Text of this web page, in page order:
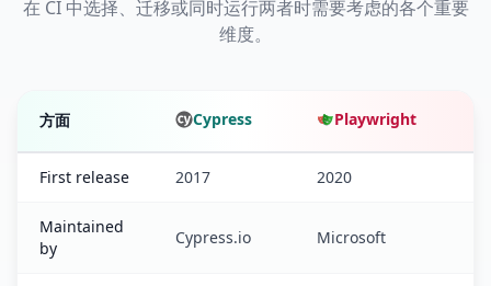
在 CI 中选择、迁移或同时运行两者时需要考虑的各个重要
维度。
方面 Cypress Playwright
First release 2017 2020
Maintained
by
Cypress.io Microsoft